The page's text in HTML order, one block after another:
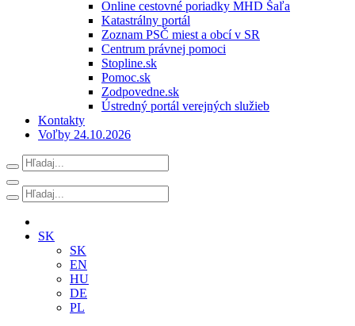
Online cestovné poriadky MHD Šaľa
Katastrálny portál
Zoznam PSČ miest a obcí v SR
Centrum právnej pomoci
Stopline.sk
Pomoc.sk
Zodpovedne.sk
Ústredný portál verejných služieb
Kontakty
Voľby 24.10.2026
SK
SK
EN
HU
DE
PL